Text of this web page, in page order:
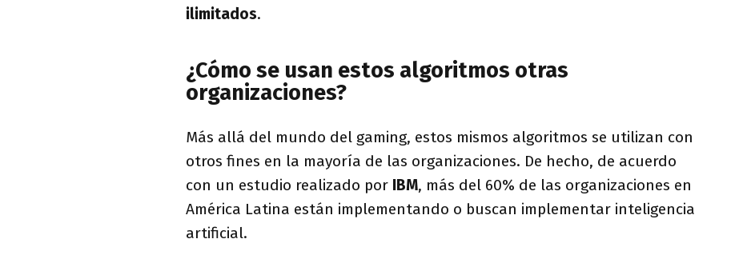
ilimitados.
¿Cómo se usan estos algoritmos otras
organizaciones?
Más allá del mundo del gaming, estos mismos algoritmos se utilizan con
otros fines en la mayoría de las organizaciones. De hecho, de acuerdo
con un estudio realizado por IBM, más del 60% de las organizaciones en
América Latina están implementando o buscan implementar inteligencia
artificial.